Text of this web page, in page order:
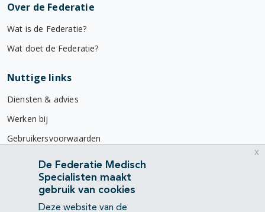
Over de Federatie
Wat is de Federatie?
Wat doet de Federatie?
Nuttige links
Diensten & advies
Werken bij
Gebruikersvoorwaarden
Privacyverklaring
Contact
Mercatorlaan 1200
De Federatie Medisch
Specialisten maakt
gebruik van cookies
Deze website van de
x